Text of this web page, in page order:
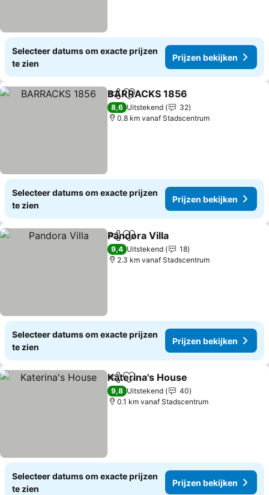
Selecteer datums om exacte prijzen
te zien
Prijzen bekijken
DelenToevoegen aan favorieten
BARRACKS 1856
8,6 Uitstekend
32
0.8 km vanaf Stadscentrum
Selecteer datums om exacte prijzen
te zien
Prijzen bekijken
DelenToevoegen aan favorieten
Pandora Villa
9,4 Uitstekend
18
2.3 km vanaf Stadscentrum
Selecteer datums om exacte prijzen
te zien
Prijzen bekijken
DelenToevoegen aan favorieten
Katerina's House
9,8 Uitstekend
40
0.1 km vanaf Stadscentrum
Selecteer datums om exacte prijzen
te zien
Prijzen bekijken